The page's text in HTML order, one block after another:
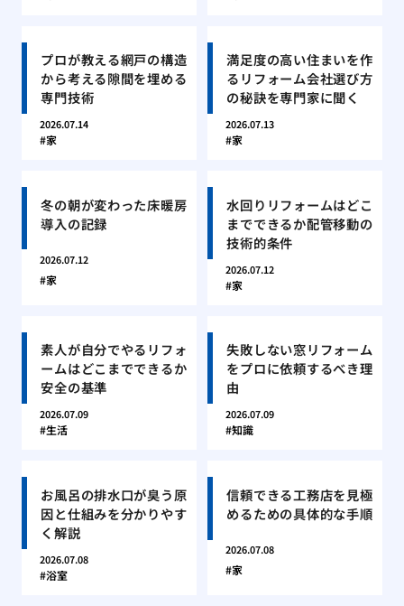
プロが教える網戸の構造
から考える隙間を埋める
専門技術
2026.07.14
家
満足度の高い住まいを作
るリフォーム会社選び方
の秘訣を専門家に聞く
2026.07.13
家
冬の朝が変わった床暖房
導入の記録
2026.07.12
家
水回りリフォームはどこ
までできるか配管移動の
技術的条件
2026.07.12
家
素人が自分でやるリフォ
ームはどこまでできるか
安全の基準
2026.07.09
生活
失敗しない窓リフォーム
をプロに依頼するべき理
由
2026.07.09
知識
お風呂の排水口が臭う原
因と仕組みを分かりやす
く解説
2026.07.08
浴室
信頼できる工務店を見極
めるための具体的な手順
2026.07.08
家